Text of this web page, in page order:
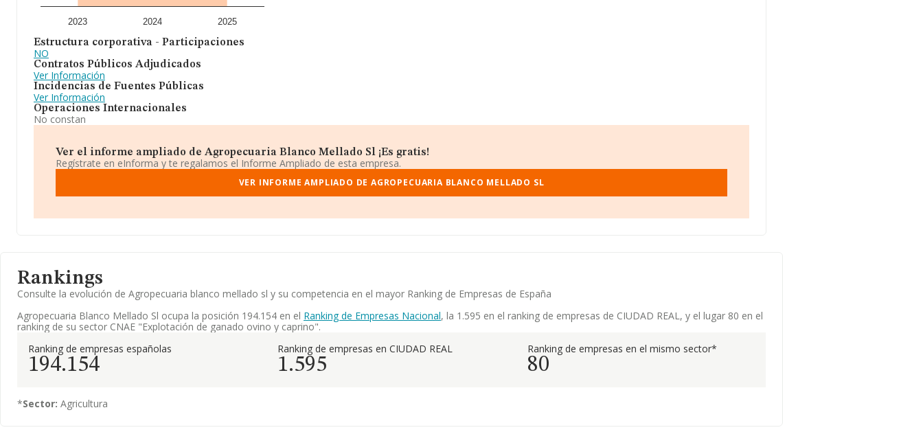
2023 2024 2025
Estructura corporativa - Participaciones
NO
Contratos Públicos Adjudicados
Ver Información
Incidencias de Fuentes Públicas
Ver Información
Operaciones Internacionales
No constan
Ver el informe ampliado de Agropecuaria Blanco Mellado Sl ¡Es gratis!
Regístrate en eInforma y te regalamos el Informe Ampliado de esta empresa.
VER INFORME AMPLIADO DE AGROPECUARIA BLANCO MELLADO SL
Rankings
Consulte la evolución de Agropecuaria blanco mellado sl y su competencia en el mayor Ranking de Empresas de España
Agropecuaria Blanco Mellado Sl ocupa la posición 194.154 en el Ranking de Empresas Nacional, la 1.595 en el ranking de empresas de CIUDAD REAL, y el lugar 80 en el
ranking de su sector CNAE "Explotación de ganado ovino y caprino".
Ranking de empresas españolas
194.154
Ranking de empresas en CIUDAD REAL
1.595
Ranking de empresas en el mismo sector*
80
*Sector: Agricultura